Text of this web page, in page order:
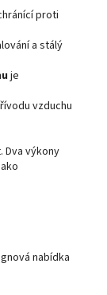
proti
a stálý
je
vzduchu
Dva výkony
nabídka